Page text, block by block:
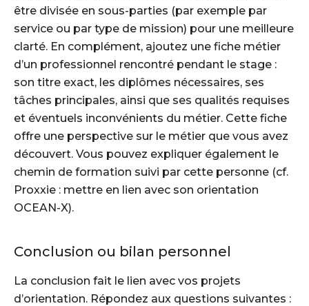
être divisée en sous-parties (par exemple par
service ou par type de mission) pour une meilleure
clarté. En complément, ajoutez une fiche métier
d’un professionnel rencontré pendant le stage :
son titre exact, les diplômes nécessaires, ses
tâches principales, ainsi que ses qualités requises
et éventuels inconvénients du métier. Cette fiche
offre une perspective sur le métier que vous avez
découvert. Vous pouvez expliquer également le
chemin de formation suivi par cette personne (cf.
Proxxie : mettre en lien avec son orientation
OCEAN-X).
Conclusion ou bilan personnel
La conclusion fait le lien avec vos projets
d’orientation. Répondez aux questions suivantes :